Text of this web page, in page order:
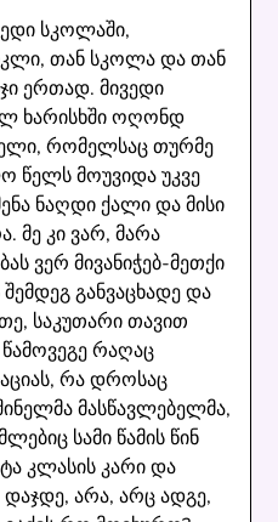
სკოლაში,
თან სკოლა და თან
ერთად. მივედი
ხარისხში ოღონდ
რომელსაც თურმე
წელს მოუვიდა უკვე
ნაღდი ქალი და მისი
მე კი ვარ, მარა
ვერ მივანიჭებ-მეთქი
განვაცხადე და
საკუთარი თავით
რაღაც
რა დროსაც
მასწავლებელმა,
სამი წამის წინ
კლასის კარი და
დაჯდე, არა, არც ადგე,